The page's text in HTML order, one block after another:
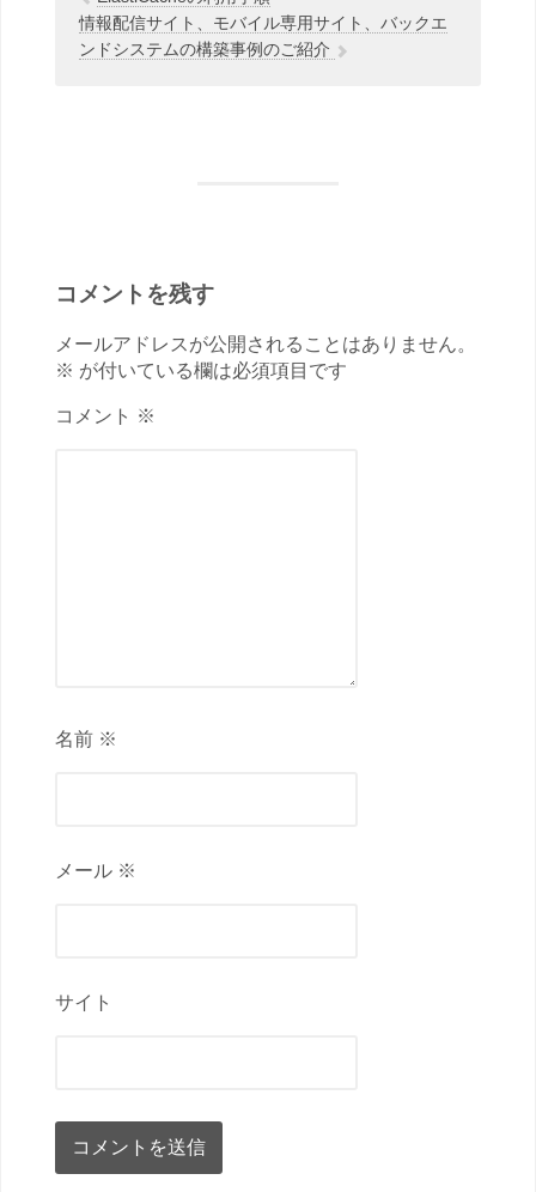
情報配信サイト、モバイル専用サイト、バックエ
ンドシステムの構築事例のご紹介
コメントを残す
メールアドレスが公開されることはありません。
※ が付いている欄は必須項目です
コメント ※
名前 ※
メール ※
サイト